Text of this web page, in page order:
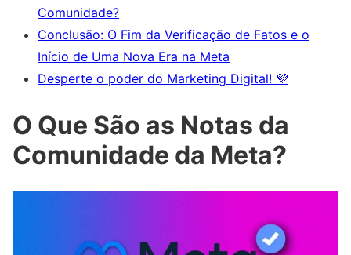
Comunidade?
Conclusão: O Fim da Verificação de Fatos e o
Início de Uma Nova Era na Meta
Desperte o poder do Marketing Digital! 💜
O Que São as Notas da
Comunidade da Meta?